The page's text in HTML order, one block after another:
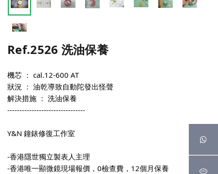
Ref.2526 洗油保養
機芯 ： cal.12-600 AT
狀況 ： 油乾導致自動陀發出怪聲
解決措施 ： 洗油保養
--------------------------------
Y&N 鐘錶修復工作室
-香港隱世獨立製表人主理
-香港唯一顯微鏡現場報價，0檢查費，12個月保養